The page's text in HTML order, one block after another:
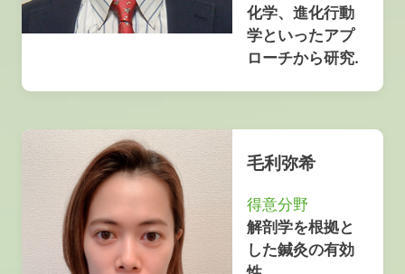
化学、進化行動
学といったアプ
ローチから研究.
毛利弥希
得意分野
解剖学を根拠と
した鍼灸の有効